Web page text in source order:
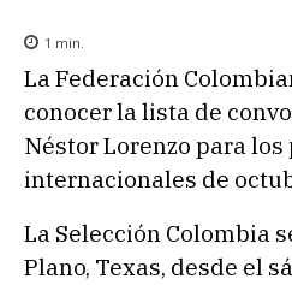
1 min.
La Federación
conocer la lista de
Néstor Lorenzo para
internacionales de
La Selección Colombia
Plano, Texas, desde el